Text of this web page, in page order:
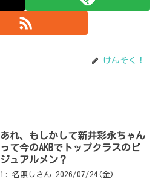
けんそく！
あれ、もしかして新井彩永ちゃん
って今のAKBでトップクラスのビ
ジュアルメン？
1: 名無しさん 2026/07/24(金)